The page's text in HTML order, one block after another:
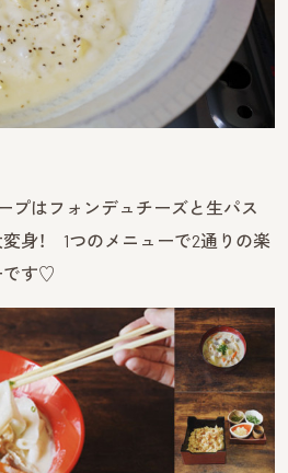
プはフォンデュチーズと生パス
身！ 1つのメニューで2通りの楽
です♡